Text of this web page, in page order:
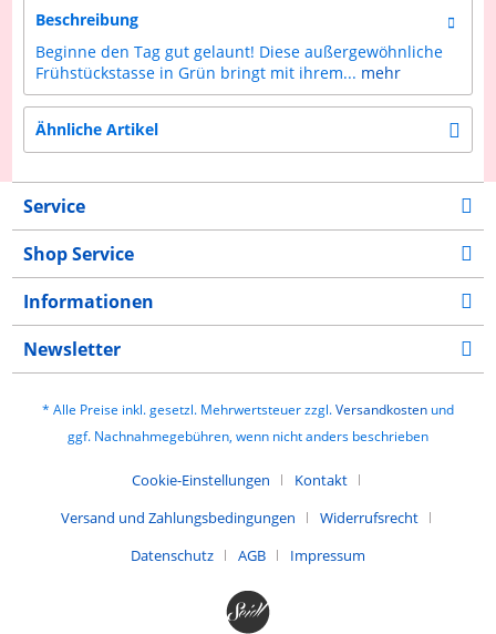
Beschreibung
Beginne den Tag gut gelaunt! Diese außergewöhnliche
Frühstückstasse in Grün bringt mit ihrem... mehr
Ähnliche Artikel
Service
Shop Service
Informationen
Newsletter
* Alle Preise inkl. gesetzl. Mehrwertsteuer zzgl.Versandkosten und
ggf. Nachnahmegebühren, wenn nicht anders beschrieben
Cookie-Einstellungen
Kontakt
Versand und Zahlungsbedingungen
Widerrufsrecht
Datenschutz
AGB Impressum